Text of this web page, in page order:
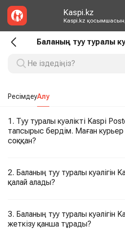
Kaspi.kz
Kaspi.kz
Баланың туу туралы
РесімдеуАлу
1. Туу туралы куәлікті Kaspi
тапсырыс бердім. Маған
соққан?
2. Баланың туу туралы куәлігін
қалай алады?
3. Баланың туу туралы куәлігін
жеткізу қанша тұрады?